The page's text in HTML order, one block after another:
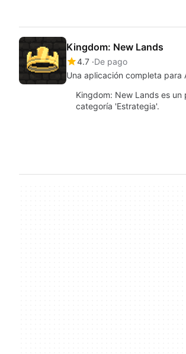
Kingdom: New Lands
4.7 De pago
Una aplicación completa para
Kingdom: New Lands es
categoría 'Estrategia'.